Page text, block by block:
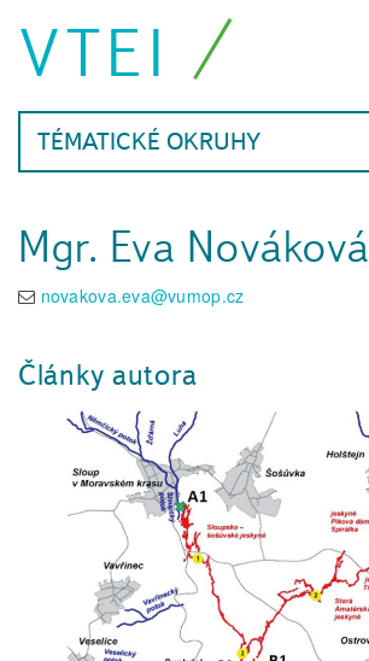
VTEI
TÉMATICKÉ OKRUHY
Mgr. Eva Nováková
novakova.eva@vumop.cz
Články autora